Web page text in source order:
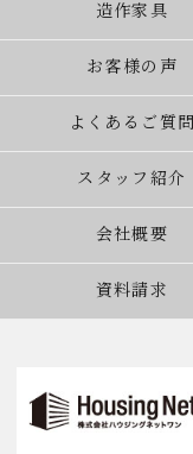
造作家具
お客様の声
よくあるご質問
スタッフ紹介
会社概要
資料請求